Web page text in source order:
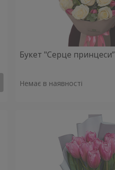
Букет "Серце принцеси”
Немає в наявності